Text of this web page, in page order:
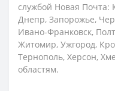
службой Новая Почта:
Днепр, Запорожье,
Ивано-Франковск,
Житомир, Ужгород,
Тернополь, Херсон,
областям.